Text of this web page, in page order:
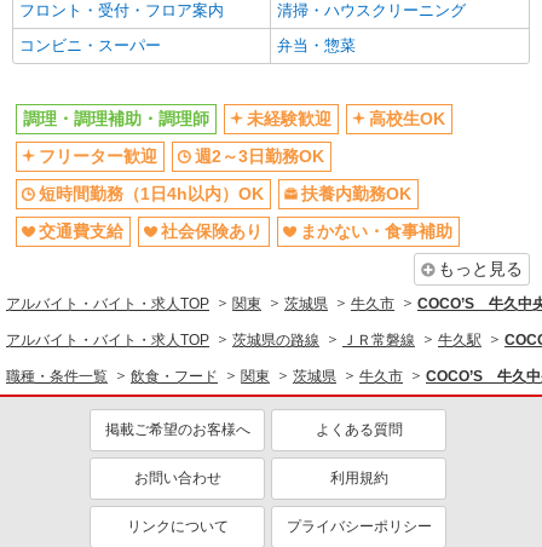
同じ特徴から求人を探す
未経験歓迎
高校生OK
週2～3日勤務OK
短時間勤務（1日4h以内）OK
扶養内勤務OK
交通費支給
社会保険あり
まかない・食事補助
社員登用あり
フロント・受付・フロア案内
清掃・ハウスクリーニング
コンビニ・スーパー
弁当・惣菜
調理・調理補助・調理師 未経験歓迎
高校生OK
フリーター歓迎
週2～3日勤務OK
短時間勤務（1日4h以内）OK
扶養内勤務OK
交通費支給
社会保険あり
まかない・食事補助
もっと見る
アルバイト・バイト・求人TOP 関東 茨城県 牛久市 COCO’S 牛久中
アルバイト・バイト・求人TOP 茨城県の路線 ＪＲ常磐線 牛久駅
職種・条件一覧 飲食・フード 関東 茨城県 牛久市 COCO’S 牛久
掲載ご希望のお客様へ よくある質問
お問い合わせ 利用規約
リンクについて プライバシーポリシー